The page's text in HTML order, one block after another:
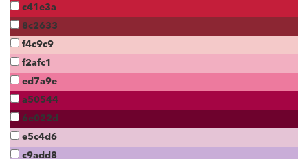
c41e3a
8c2633
f4c9c9
f2afc1
ed7a9e
a50544
6e022d
e5c4d6
c9add8